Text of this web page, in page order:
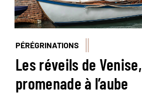
PÉRÉGRINATIONS
Les réveils de Venise,
promenade à l’aube